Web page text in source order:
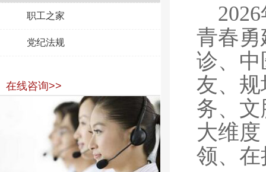
职工之家
党纪法规
在线咨询>>
青春
诊、
友、
务、
大维
领、